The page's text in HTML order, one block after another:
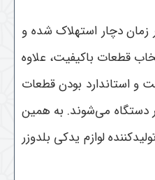
زمان دچار استهلاک شده و
قطعات باکیفیت، علاوه
و استاندارد بودن قطعات
دستگاه می‌شوند. به همین
لوازم یدکی بلدوزر